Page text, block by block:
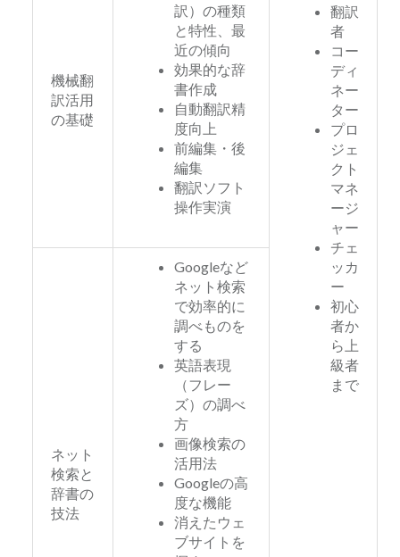
翻訳
者
コー
ディ
ネー
ター
プロ
ジェ
クト
マネ
ージ
ャー
チェ
ッカ
ー
初心
者か
ら上
級者
まで
機械翻
訳活用
の基礎
訳）の種類
と特性、最
近の傾向
効果的な辞
書作成
自動翻訳精
度向上
前編集・後
編集
翻訳ソフト
操作実演
ネット
検索と
辞書の
技法
Googleなど
ネット検索
で効率的に
調べものを
する
英語表現
（フレー
ズ）の調べ
方
画像検索の
活用法
Googleの高
度な機能
消えたウェ
ブサイトを